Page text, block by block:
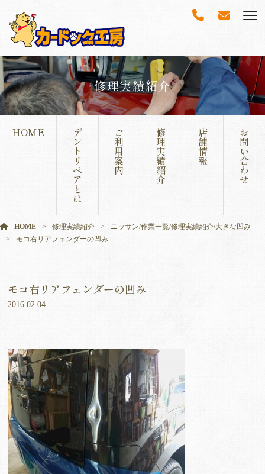
修理実績紹介
HOME デ
ン
ト
リ
ペ
ア
と
は
ご
利
用
案
内
修
理
実
績
紹
介
店
舗
情
報
お
問
い
合
わ
せ
HOME 修理実績紹介 ニッサン/作業一覧/修理実績紹介/大きな凹み
モコ右リアフェンダーの凹み
モコ右リアフェンダーの凹み
2016.02.04